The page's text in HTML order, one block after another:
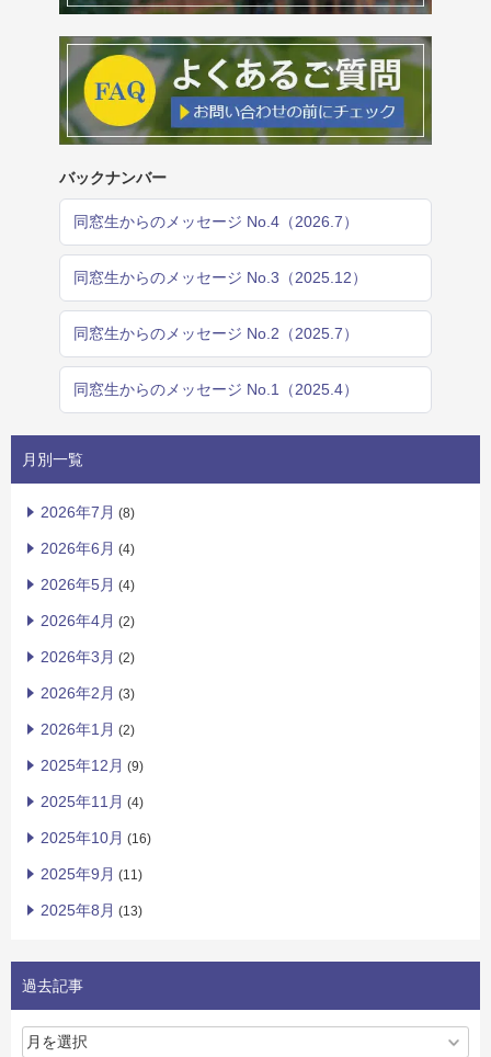
バックナンバー
同窓生からのメッセージ No.4（2026.7）
同窓生からのメッセージ No.3（2025.12）
同窓生からのメッセージ No.2（2025.7）
同窓生からのメッセージ No.1（2025.4）
月別一覧
2026年7月 (8)
2026年6月 (4)
2026年5月 (4)
2026年4月 (2)
2026年3月 (2)
2026年2月 (3)
2026年1月 (2)
2025年12月 (9)
2025年11月 (4)
2025年10月 (16)
2025年9月 (11)
2025年8月 (13)
過去記事